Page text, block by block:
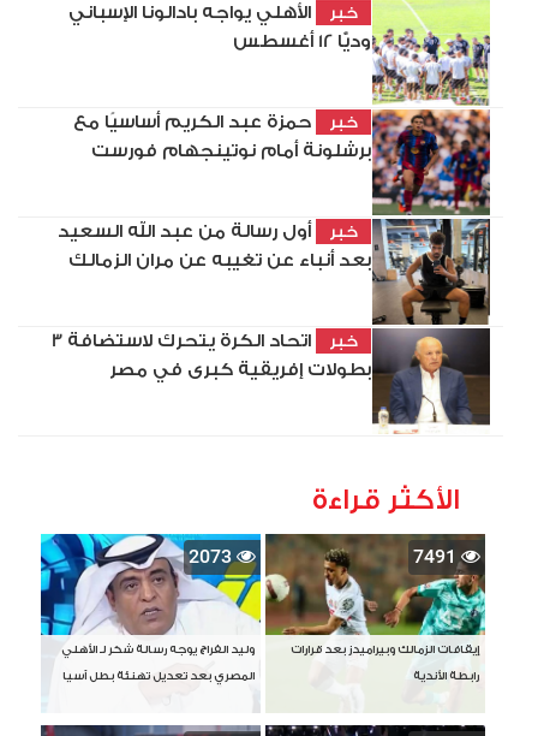
خبر
الأهلي يواجه بادالونا الإسباني
وديًّا 12 أغسطس
خبر
حمزة عبد الكريم أساسيًا مع
برشلونة أمام نوتينجهام فورست
خبر
أول رسالة من عبد الله السعيد
بعد أنباء عن تغيبه عن مران الزمالك
خبر
اتحاد الكرة يتحرك لاستضافة 3
بطولات إفريقية كبرى في مصر
الأكثر قراءة
7491
إيقافات الزمالك وبيراميدز بعد قرارات
رابطة الأندية
2073
وليد الفراج يوجه رسالة شكر لـ الأهلي
المصري بعد تعديل تهنئة بطل آسيا